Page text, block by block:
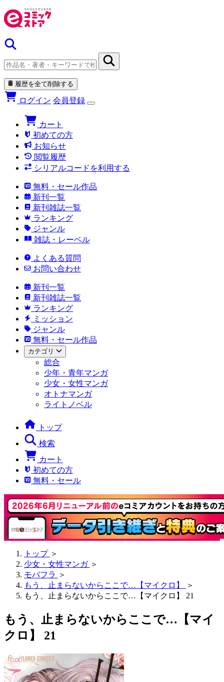
履歴を全て削除する
ログイン 会員登録
カート
初めての方
お知らせ
閲覧履歴
シリアルコードを利用する
無料・セール作品
新刊一覧
新刊雑誌一覧
ランキング
ジャンル
雑誌・レーベル
よくある質問
お問い合わせ
新刊一覧
新刊雑誌一覧
ランキング
ミッション
ジャンル
無料・セール作品
カテゴリ
総合
少年・青年マンガ
少女・女性マンガ
オトナマンガ
ライトノベル
トップ
検索
カート
初めての方
無料・セール
トップ ＞
少女・女性マンガ ＞
モバフラ ＞
もう、止まらないからここで…【マイクロ】
＞
もう、止まらないからここで…【マイクロ】 21
もう、止まらないからここで…【マイ
クロ】 21